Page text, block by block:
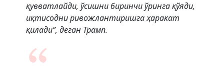
қувватлайди, ўсишни биринчи ўринга қўяди,
иқтисодни ривожлантиришга ҳаракат
қилади”, деган Трамп.